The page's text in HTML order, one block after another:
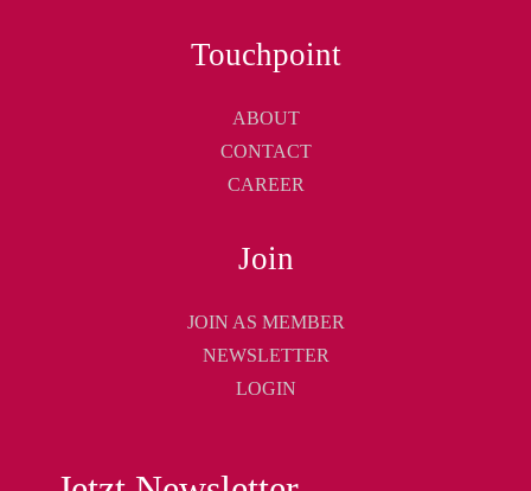
Touchpoint
ABOUT
CONTACT
CAREER
Join
JOIN AS MEMBER
NEWSLETTER
LOGIN